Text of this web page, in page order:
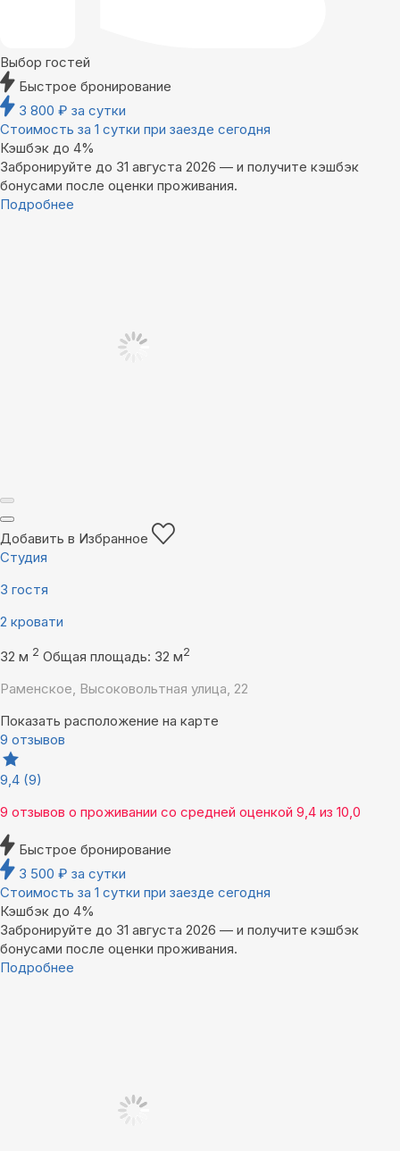
Выбор гостей
Быстрое бронирование
3 800 ₽ за сутки
Стоимость за 1 сутки при заезде сегодня
Кэшбэк до 4%
Забронируйте до 31 августа 2026 — и получите кэшбэк
бонусами после оценки проживания.
Подробнее
Добавить в Избранное
Студия
3 гостя
2 кровати
32 м 2 Общая площадь: 32 м2
Раменское, Высоковольтная улица, 22
Показать расположение на карте
9 отзывов
9,4 (9)
9 отзывов о проживании со средней оценкой 9,4 из 10,0
Быстрое бронирование
3 500 ₽ за сутки
Стоимость за 1 сутки при заезде сегодня
Кэшбэк до 4%
Забронируйте до 31 августа 2026 — и получите кэшбэк
бонусами после оценки проживания.
Подробнее